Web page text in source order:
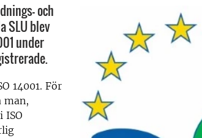
och
SLU blev
under
14001. För
man,
ISO